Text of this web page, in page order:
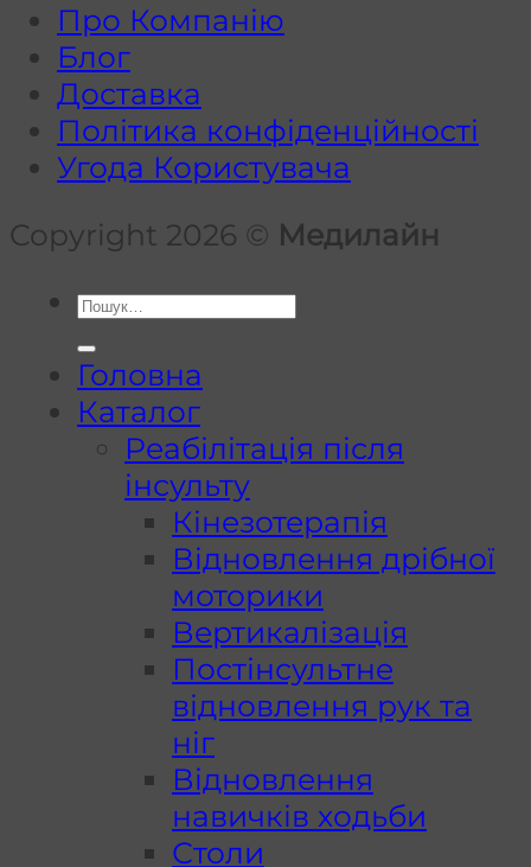
Про Компанію
Блог
Доставка
Політика конфіденційності
Угода Користувача
Copyright 2026 © Медилайн
Шукати:
Головна
Каталог
Реабілітація після
інсульту
Кінезотерапія
Відновлення дрібної
моторики
Вертикалізація
Постінсультне
відновлення рук та
ніг
Відновлення
навичків ходьби
Столи